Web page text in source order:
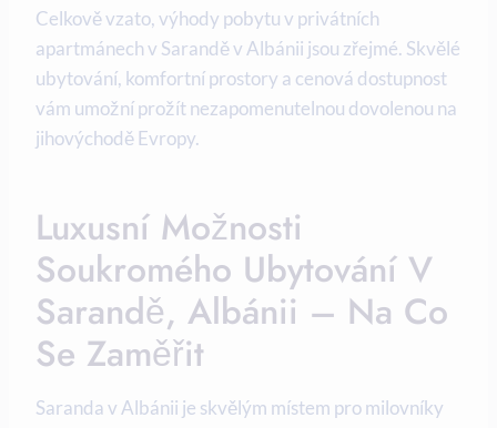
Celkově vzato, výhody pobytu v ⁤privátních
apartmánech v Sarandě v Albánii jsou zřejmé. Skvělé
ubytování, komfortní prostory a⁣ cenová dostupnost
vám umožní prožít nezapomenutelnou dovolenou na
jihovýchodě Evropy.
Luxusní Možnosti
Soukromého Ubytování V
Sarandě, Albánii – Na Co
Se Zaměřit
Saranda v Albánii je skvělým místem pro ⁤milovníky